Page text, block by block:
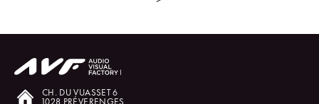
CH. DU VUASSET 6
1028 PRÉVERENGES